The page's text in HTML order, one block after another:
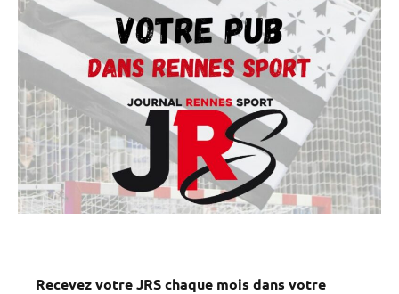
Recevez votre JRS chaque mois dans votre